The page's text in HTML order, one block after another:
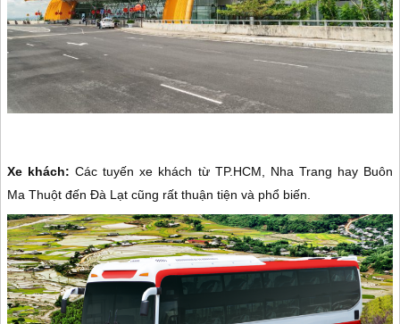
Xe khách: Các tuyến xe khách từ TP.HCM, Nha Trang hay Buôn
Ma Thuột đến Đà Lạt cũng rất thuận tiện và phổ biến.